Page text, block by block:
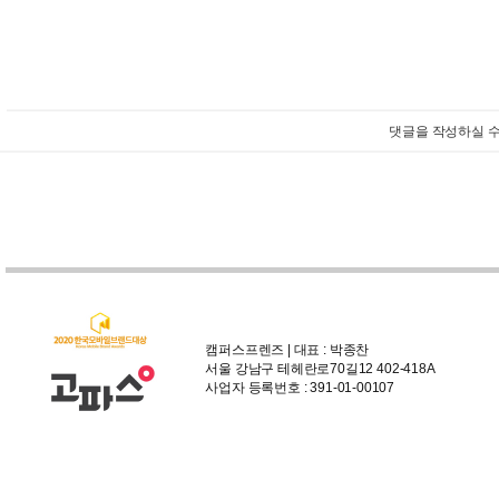
댓글을 작성하실
캠퍼스프렌즈 | 대표 : 박종찬
서울 강남구 테헤란로70길12 402-418A
사업자 등록번호 : 391-01-00107